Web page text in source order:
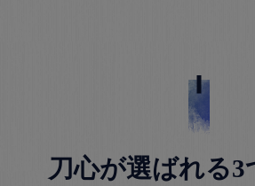
刀心が選ばれる3